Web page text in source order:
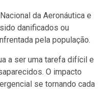
da Aeronáutica e
danificados ou
pela população.
a ser uma tarefa difícil e
O impacto
se tornando cada